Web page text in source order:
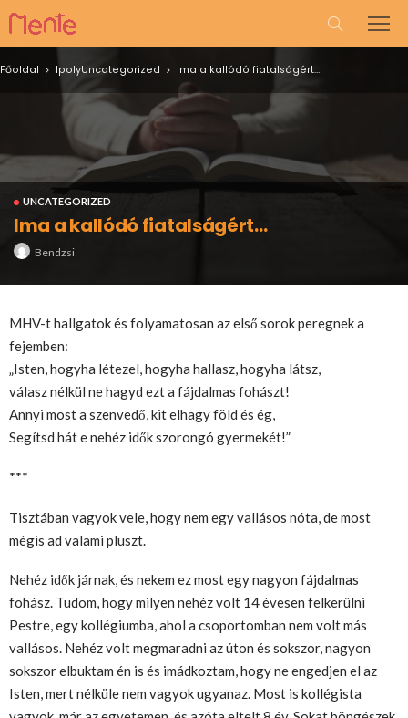
Főoldal IpolyUncategorized Ima a kallódó fiatalságért…
UNCATEGORIZED
Ima a kallódó fiatalságért…
Bendzsi
MHV-t hallgatok és folyamatosan az első sorok peregnek a
fejemben:
„Isten, hogyha létezel, hogyha hallasz, hogyha látsz,
válasz nélkül ne hagyd ezt a fájdalmas fohászt!
Annyi most a szenvedő, kit elhagy föld és ég,
Segítsd hát e nehéz idők szorongó gyermekét!”
***
Tisztában vagyok vele, hogy nem egy vallásos nóta, de most
mégis ad valami pluszt.
Nehéz idők járnak, és nekem ez most egy nagyon fájdalmas
fohász. Tudom, hogy milyen nehéz volt 14 évesen felkerülni
Pestre, egy kollégiumba, ahol a csoportomban nem volt más
vallásos. Nehéz volt megmaradni az úton és sokszor, nagyon
sokszor elbuktam én is és imádkoztam, hogy ne engedjen el az
Isten, mert nélküle nem vagyok ugyanaz. Most is kollégista